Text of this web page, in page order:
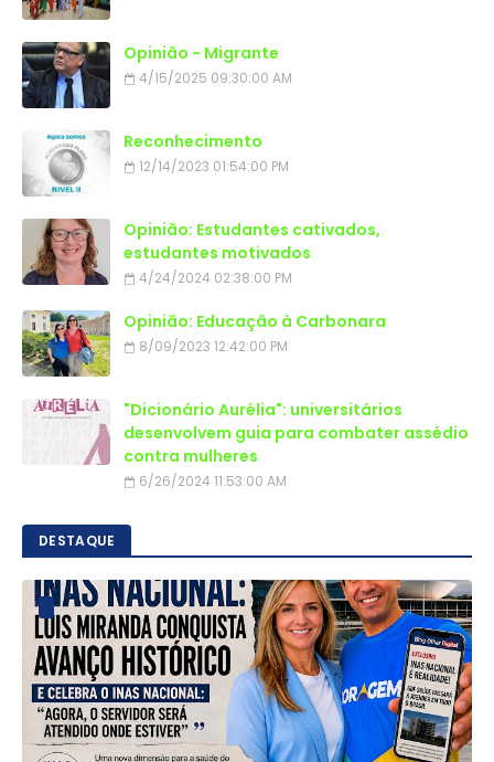
Opinião - Migrante
4/15/2025 09:30:00 AM
Reconhecimento
12/14/2023 01:54:00 PM
Opinião: Estudantes cativados,
estudantes motivados
4/24/2024 02:38:00 PM
Opinião: Educação à Carbonara
8/09/2023 12:42:00 PM
"Dicionário Aurélia": universitários
desenvolvem guia para combater assédio
contra mulheres
6/26/2024 11:53:00 AM
DESTAQUE